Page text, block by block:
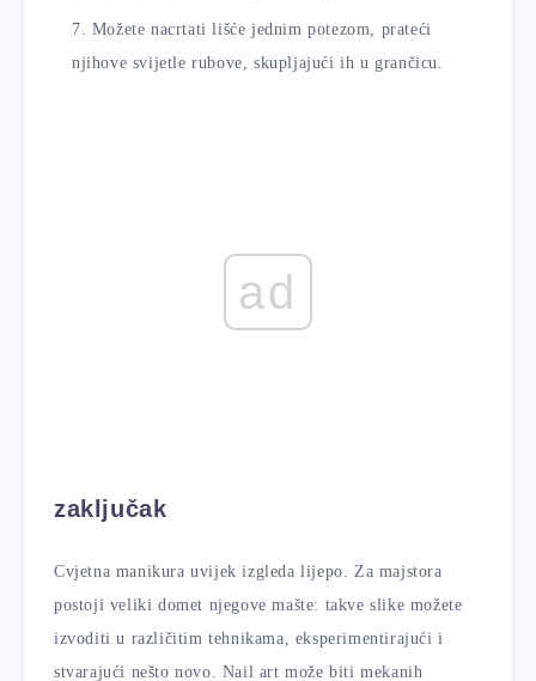
Možete nacrtati lišće jednim potezom, prateći
njihove svijetle rubove, skupljajući ih u grančicu.
ad
zaključak
Cvjetna manikura uvijek izgleda lijepo. Za majstora
postoji veliki domet njegove mašte: takve slike možete
izvoditi u različitim tehnikama, eksperimentirajući i
stvarajući nešto novo. Nail art može biti mekanih